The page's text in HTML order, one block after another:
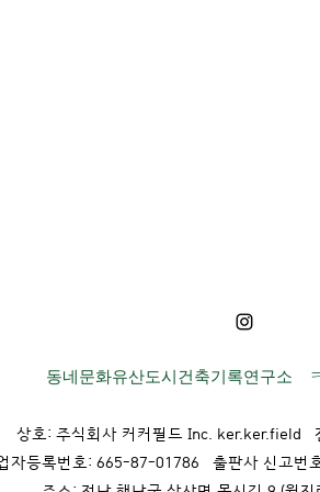
동네문화유산도시건축기록연구소
ㄹ
상호: 주식회사 커커필드 Inc. ker.ker.field
자등록번호: 665-87-01786 출판사 신고번